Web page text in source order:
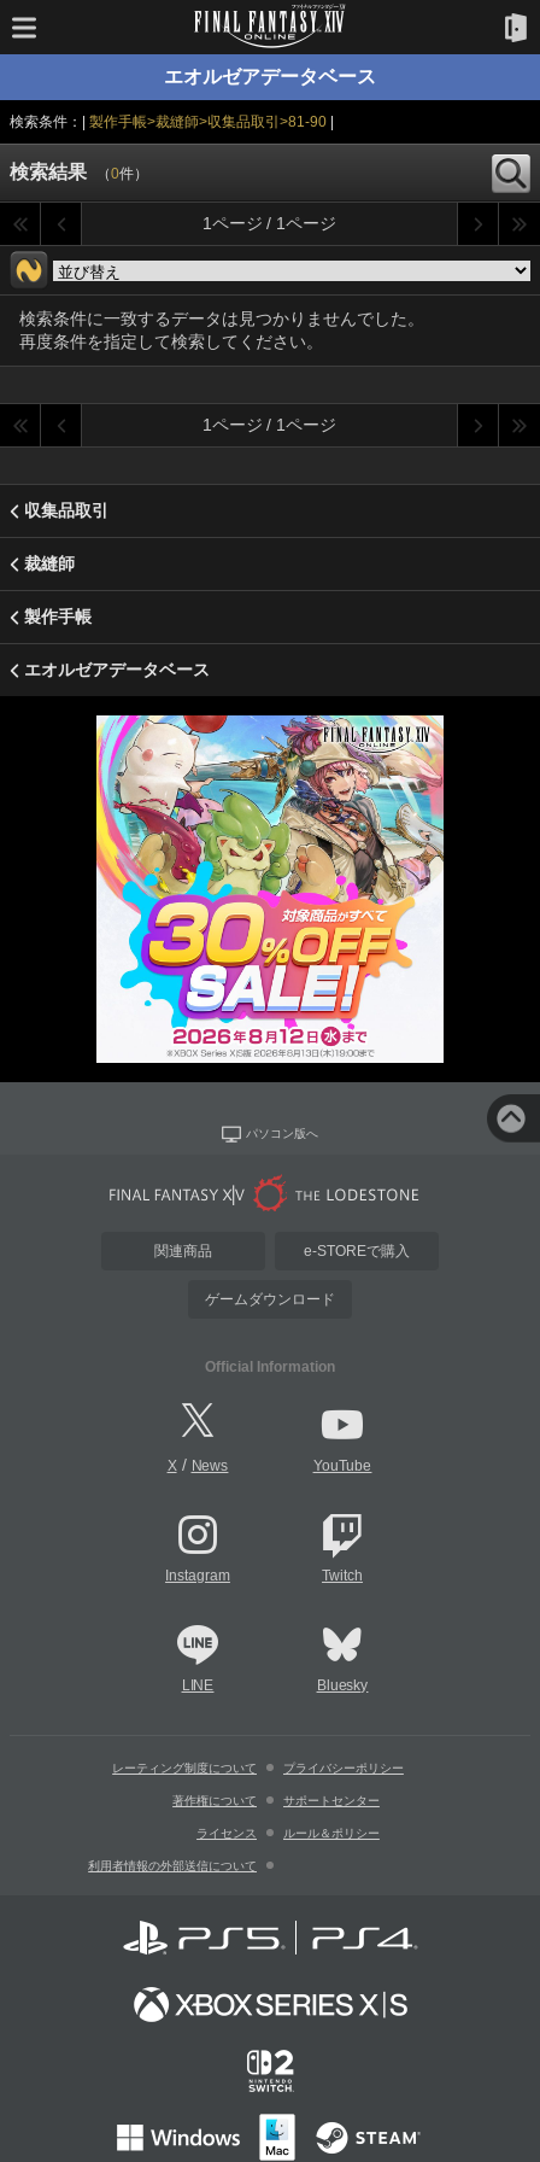
エオルゼアデータベース
検索条件：| 製作手帳>裁縫師>収集品取引>81-90|
検索結果 （0件）
1ページ / 1ページ
検索条件に一致するデータは見つかりませんでした。
再度条件を指定して検索してください。
1ページ / 1ページ
収集品取引
裁縫師
製作手帳
エオルゼアデータベース
パソコン版へ
関連商品 e-STOREで購入
ゲームダウンロード
Official Information
X/ News YouTube
Instagram Twitch
LINE Bluesky
レーティング制度について プライバシーポリシー
著作権について サポートセンター
ライセンス ルール＆ポリシー
利用者情報の外部送信について